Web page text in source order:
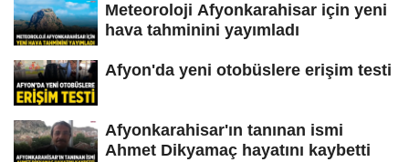
Meteoroloji Afyonkarahisar için yeni
hava tahminini yayımladı
Afyon'da yeni otobüslere erişim testi
Afyonkarahisar'ın tanınan ismi
Ahmet Dikyamaç hayatını kaybetti